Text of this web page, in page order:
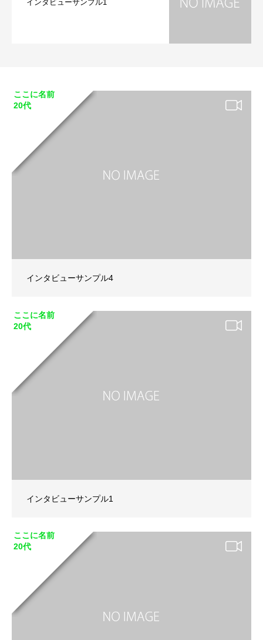
インタビューサンプル1
ここに名前
20代
インタビューサンプル4
ここに名前
20代
インタビューサンプル1
ここに名前
20代